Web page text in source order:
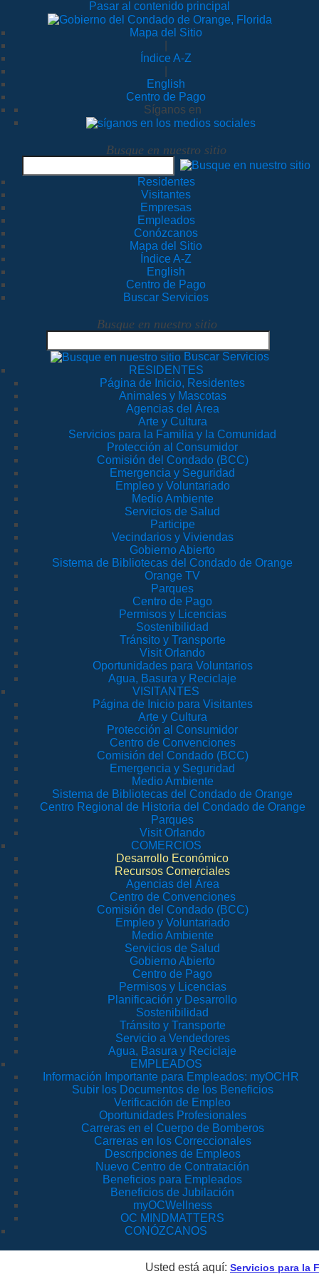
Pasar al contenido principal
Mapa del Sitio
Índice A-Z
English
Centro de Pago
Síganos en
Busque en nuestro sitio
Residentes
Visitantes
Empresas
Empleados
Conózcanos
Mapa del Sitio
Índice A-Z
English
Centro de Pago
Buscar Servicios
Busque en nuestro sitio
Buscar Servicios
RESIDENTES
Página de Inicio, Residentes
Animales y Mascotas
Agencias del Área
Arte y Cultura
Servicios para la Familia y la Comunidad
Protección al Consumidor
Comisión del Condado (BCC)
Emergencia y Seguridad
Empleo y Voluntariado
Medio Ambiente
Servicios de Salud
Participe
Vecindarios y Viviendas
Gobierno Abierto
Sistema de Bibliotecas del Condado de Orange
Orange TV
Parques
Centro de Pago
Permisos y Licencias
Sostenibilidad
Tránsito y Transporte
Visit Orlando
Oportunidades para Voluntarios
Agua, Basura y Reciclaje
VISITANTES
Página de Inicio para Visitantes
Arte y Cultura
Protección al Consumidor
Centro de Convenciones
Comisión del Condado (BCC)
Emergencia y Seguridad
Medio Ambiente
Sistema de Bibliotecas del Condado de Orange
Centro Regional de Historia del Condado de Orange
Parques
Visit Orlando
COMERCIOS
Desarrollo Económico
Recursos Comerciales
Agencias del Área
Centro de Convenciones
Comisión del Condado (BCC)
Empleo y Voluntariado
Medio Ambiente
Servicios de Salud
Gobierno Abierto
Centro de Pago
Permisos y Licencias
Planificación y Desarrollo
Sostenibilidad
Tránsito y Transporte
Servicio a Vendedores
Agua, Basura y Reciclaje
EMPLEADOS
Información Importante para Empleados: myOCHR
Subir los Documentos de los Beneficios
Verificación de Empleo
Oportunidades Profesionales
Carreras en el Cuerpo de Bomberos
Carreras en los Correccionales
Descripciones de Empleos
Nuevo Centro de Contratación
Beneficios para Empleados
Beneficios de Jubilación
myOCWellness
OC MINDMATTERS
CONÓZCANOS
Usted está aquí: Servicios para la